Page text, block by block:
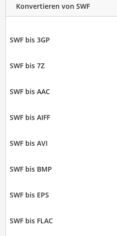
Konvertieren von SWF
SWF bis 3GP
SWF bis 7Z
SWF bis AAC
SWF bis AIFF
SWF bis AVI
SWF bis BMP
SWF bis EPS
SWF bis FLAC